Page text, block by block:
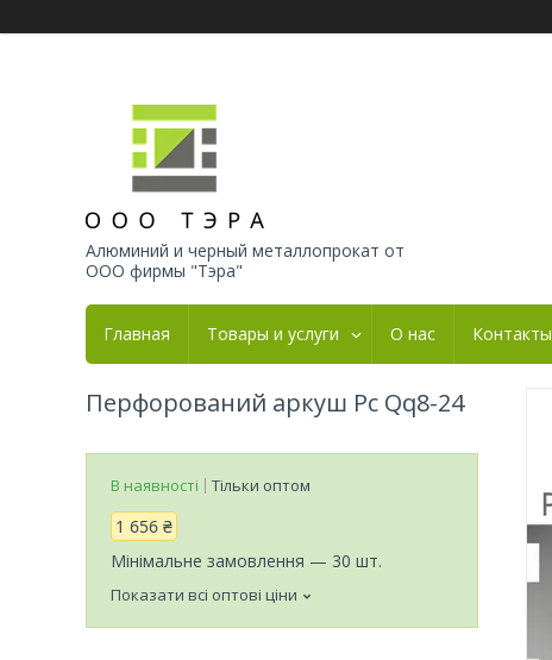
Алюминий и черный металлопрокат от
ООО фирмы "Тэра"
Главная Товары и услуги О нас Контакты
Перфорований аркуш Pc Qq8-24
В наявності Тільки оптом
1 656 ₴
Мінімальне замовлення — 30 шт.
Показати всі оптові ціни